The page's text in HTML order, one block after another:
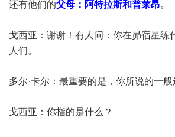
还有他们的父母：阿特拉斯和普莱昂。
戈西亚：谢谢！有人问：你在昴宿星练
人们。
多尔·卡尔：最重要的是，你所说的一般
戈西亚：你指的是什么？